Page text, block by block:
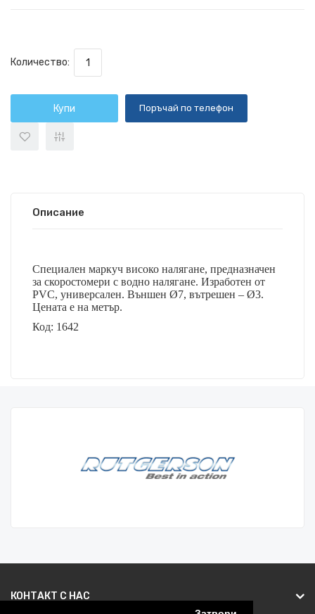
Количество:
Купи Поръчай по телефон
Описание
Специален маркуч високо налягане, предназначен
за скоростомери с водно налягане. Изработен от
PVC, универсален. Външен Ø7, вътрешен – Ø3.
Цената е на метър.
Код: 1642
КОНТАКТ С НАС